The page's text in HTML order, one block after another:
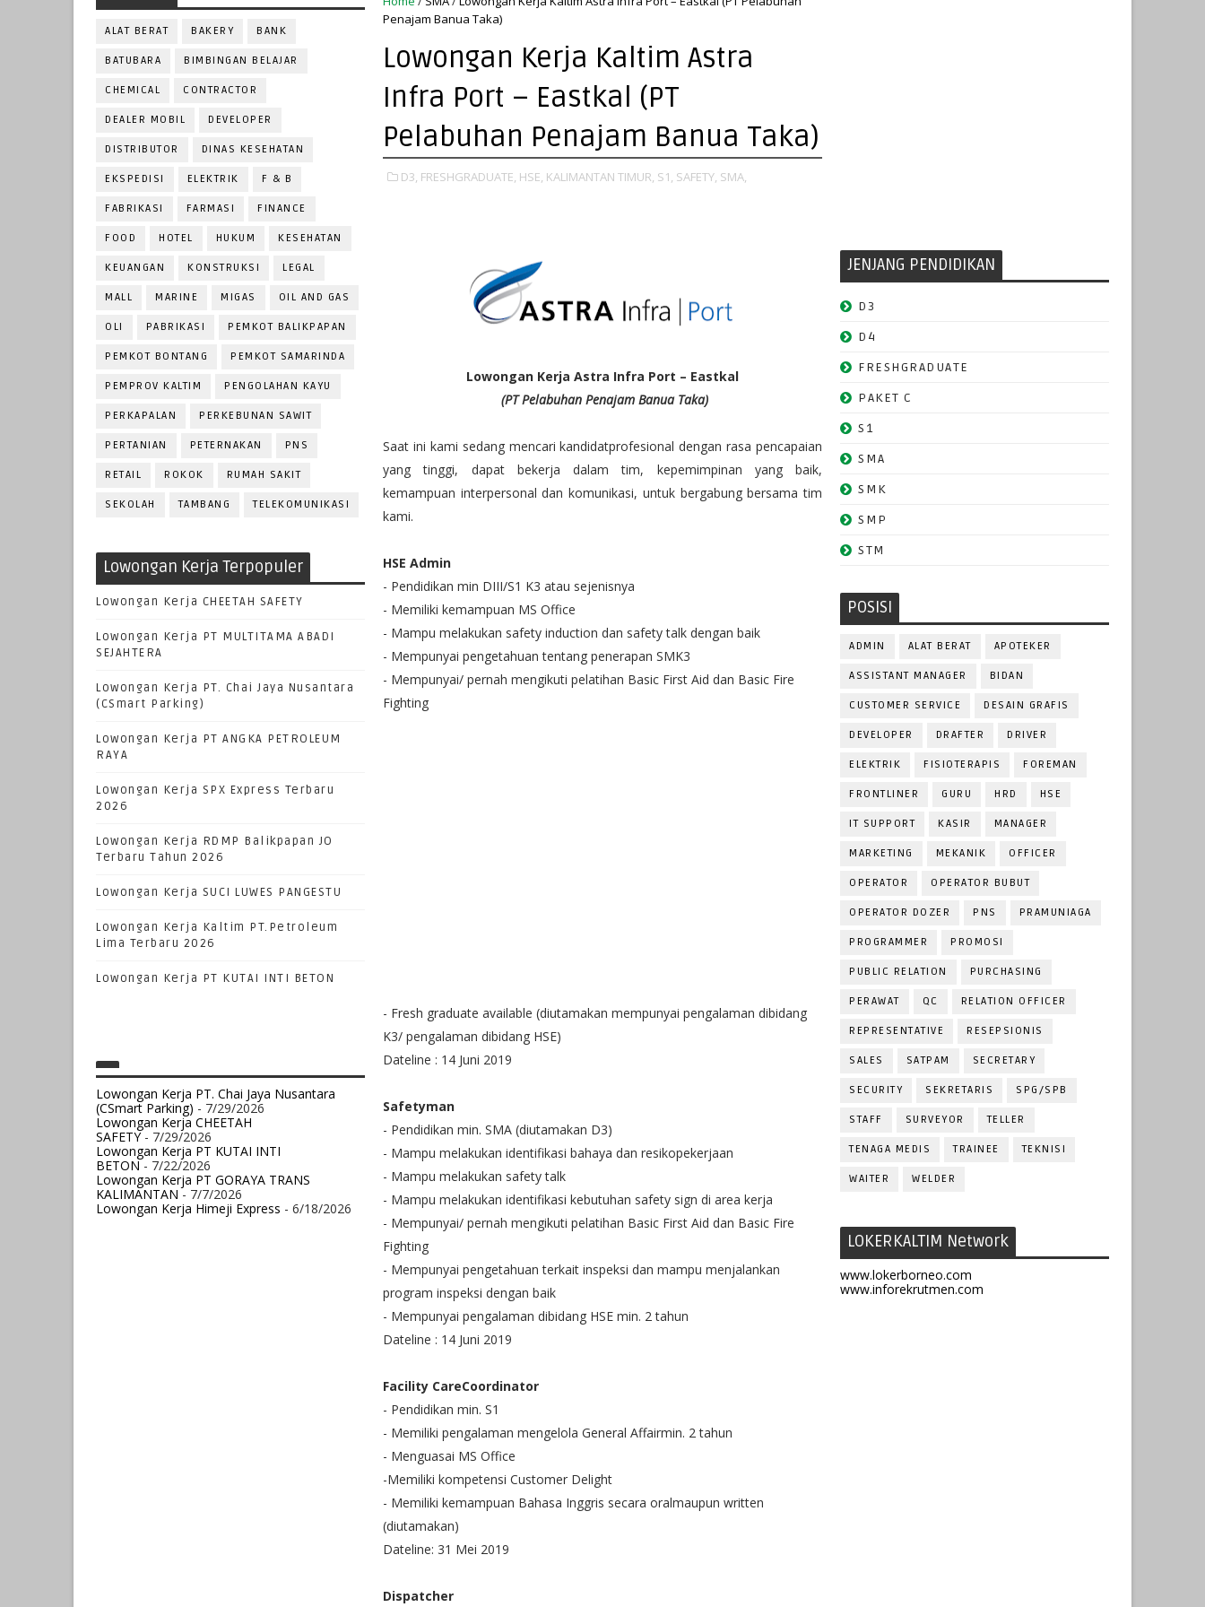
ALAT BERAT BAKERY BANK
BATUBARA BIMBINGAN BELAJAR
CHEMICAL CONTRACTOR
DEALER MOBIL DEVELOPER
DISTRIBUTOR DINAS KESEHATAN
EKSPEDISI ELEKTRIK F & B
FABRIKASI FARMASI FINANCE
FOOD HOTEL HUKUM KESEHATAN
KEUANGAN KONSTRUKSI LEGAL
MALL MARINE MIGAS OIL AND GAS
OLI PABRIKASI PEMKOT BALIKPAPAN
PEMKOT BONTANG PEMKOT SAMARINDA
PEMPROV KALTIM PENGOLAHAN KAYU
PERKAPALAN PERKEBUNAN SAWIT
PERTANIAN PETERNAKAN PNS
RETAIL ROKOK RUMAH SAKIT
SEKOLAH TAMBANG TELEKOMUNIKASI
Lowongan Kerja Terpopuler
Lowongan Kerja CHEETAH SAFETY
Lowongan Kerja PT MULTITAMA ABADI
SEJAHTERA
Lowongan Kerja PT. Chai Jaya Nusantara
(CSmart Parking)
Lowongan Kerja PT ANGKA PETROLEUM
RAYA
Lowongan Kerja SPX Express Terbaru
2026
Lowongan Kerja RDMP Balikpapan JO
Terbaru Tahun 2026
Lowongan Kerja SUCI LUWES PANGESTU
Lowongan Kerja Kaltim PT.Petroleum
Lima Terbaru 2026
Lowongan Kerja PT KUTAI INTI BETON
Lowongan Kerja PT. Chai Jaya Nusantara
(CSmart Parking) - 7/29/2026
Lowongan Kerja CHEETAH
SAFETY- 7/29/2026
Lowongan Kerja PT KUTAI INTI
BETON- 7/22/2026
Lowongan Kerja PT GORAYA TRANS
KALIMANTAN- 7/7/2026
Lowongan Kerja Himeji Express - 6/18/2026
Penajam Banua Taka)
Lowongan Kerja Kaltim Astra
Infra Port – Eastkal (PT
Pelabuhan Penajam Banua Taka)
D3, FRESHGRADUATE, HSE, KALIMANTAN TIMUR, S1, SAFETY, SMA,
Lowongan Kerja Astra Infra Port – Eastkal
(PT Pelabuhan Penajam Banua Taka)
Saat ini kami sedang mencari kandidatprofesional dengan rasa pencapaian
yang tinggi, dapat bekerja dalam tim, kepemimpinan yang baik,
kemampuan interpersonal dan komunikasi, untuk bergabung bersama tim
kami.
HSE Admin
- Pendidikan min DIII/S1 K3 atau sejenisnya
- Memiliki kemampuan MS Office
- Mampu melakukan safety induction dan safety talk dengan baik
- Mempunyai pengetahuan tentang penerapan SMK3
- Mempunyai/ pernah mengikuti pelatihan Basic First Aid dan Basic Fire
Fighting
- Fresh graduate available (diutamakan mempunyai pengalaman dibidang
K3/ pengalaman dibidang HSE)
Dateline : 14 Juni 2019
Safetyman
- Pendidikan min. SMA (diutamakan D3)
- Mampu melakukan identifikasi bahaya dan resikopekerjaan
- Mampu melakukan safety talk
- Mampu melakukan identifikasi kebutuhan safety sign di area kerja
- Mempunyai/ pernah mengikuti pelatihan Basic First Aid dan Basic Fire
Fighting
- Mempunyai pengetahuan terkait inspeksi dan mampu menjalankan
program inspeksi dengan baik
- Mempunyai pengalaman dibidang HSE min. 2 tahun
Dateline : 14 Juni 2019
Facility CareCoordinator
- Pendidikan min. S1
- Memiliki pengalaman mengelola General Affairmin. 2 tahun
- Menguasai MS Office
-Memiliki kompetensi Customer Delight
- Memiliki kemampuan Bahasa Inggris secara oralmaupun written
(diutamakan)
Dateline: 31 Mei 2019
Dispatcher
JENJANG PENDIDIKAN
D3
D4
FRESHGRADUATE
PAKET C
S1
SMA
SMK
SMP
STM
POSISI
ADMIN ALAT BERAT APOTEKER
ASSISTANT MANAGER BIDAN
CUSTOMER SERVICE DESAIN GRAFIS
DEVELOPER DRAFTER DRIVER
ELEKTRIK FISIOTERAPIS FOREMAN
FRONTLINER GURU HRD HSE
IT SUPPORT KASIR MANAGER
MARKETING MEKANIK OFFICER
OPERATOR OPERATOR BUBUT
OPERATOR DOZER PNS PRAMUNIAGA
PROGRAMMER PROMOSI
PUBLIC RELATION PURCHASING
PERAWAT QC RELATION OFFICER
REPRESENTATIVE RESEPSIONIS
SALES SATPAM SECRETARY
SECURITY SEKRETARIS SPG/SPB
STAFF SURVEYOR TELLER
TENAGA MEDIS TRAINEE TEKNISI
WAITER WELDER
LOKERKALTIM Network
www.lokerborneo.com
www.inforekrutmen.com